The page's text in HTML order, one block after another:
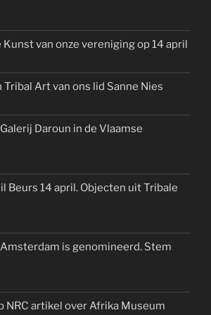
van onze vereniging op 14 april
Tribal Art van ons lid Sanne Nies
Daroun in de Vlaamse
Beurs 14 april. Objecten uit Tribale
is genomineerd. Stem
NRC artikel over Afrika Museum